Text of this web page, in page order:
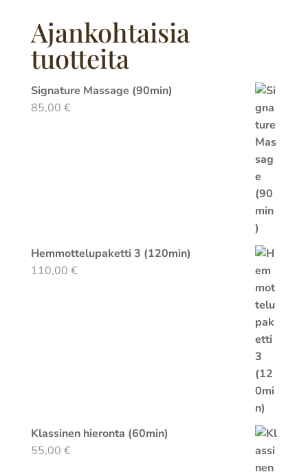
Ajankohtaisia
tuotteita
Signature Massage (90min)
85,00 €
Hemmottelupaketti 3 (120min)
110,00 €
Klassinen hieronta (60min)
55,00 €